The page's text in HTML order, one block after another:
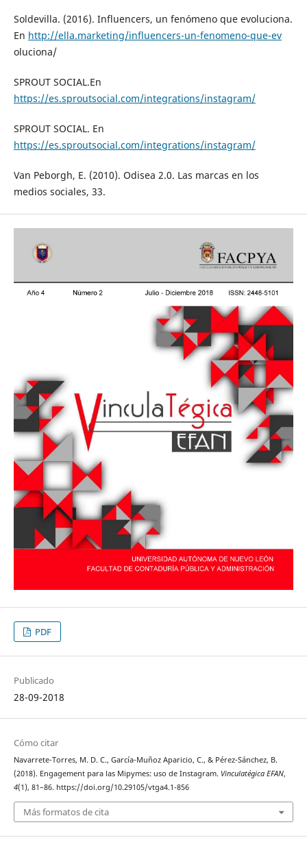
Soldevilla. (2016). Influencers, un fenómeno que evoluciona.
En http://ella.marketing/influencers-un-fenomeno-que-ev
oluciona/
SPROUT SOCIAL.En
https://es.sproutsocial.com/integrations/instagram/
SPROUT SOCIAL. En
https://es.sproutsocial.com/integrations/instagram/
Van Peborgh, E. (2010). Odisea 2.0. Las marcas en los
medios sociales, 33.
PDF
Publicado
28-09-2018
Cómo citar
Navarrete-Torres, M. D. C., García-Muñoz Aparicio, C., & Pérez-Sánchez, B.
(2018). Engagement para las Mipymes: uso de Instagram. Vinculatégica EFAN,
4(1), 81–86. https://doi.org/10.29105/vtga4.1-856
Más formatos de cita